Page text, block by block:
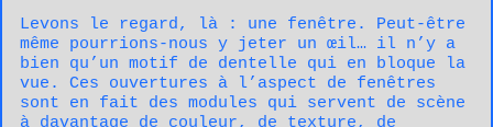
Levons le regard, là : une fenêtre. Peut-être
même pourrions-nous y jeter un œil… il n’y a
bien qu’un motif de dentelle qui en bloque la
vue. Ces ouvertures à l’aspect de fenêtres
sont en fait des modules qui servent de scène